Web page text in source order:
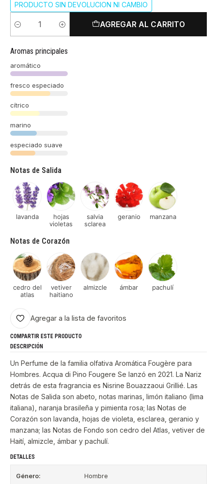
PRODUCTO SIN DEVOLUCION NI CAMBIO
Cantidad
AGREGAR AL CARRITO
Aromas principales
aromático
fresco especiado
cítrico
marino
especiado suave
Notas de Salida
lavanda
hojas
violetas
salvia
sclarea
geranio manzana
Notas de Corazón
cedro del
atlas
vetiver
haitiano
almizcle ámbar pachulí
Agregar a la lista de favoritos
COMPARTIR ESTE PRODUCTO
DESCRIPCIÓN
Un Perfume de la familia olfativa Aromática Fougère para
Hombres. Acqua di Pino Fougere Se lanzó en 2021. La Nariz
detrás de esta fragrancia es Nisrine Bouazzaoui Grillié. Las
Notas de Salida son abeto, notas marinas, limón italiano (lima
italiana), naranja brasileña y pimienta rosa; las Notas de
Corazón son lavanda, hojas de violeta, esclarea, geranio y
manzana; las Notas de Fondo son cedro del Atlas, vetiver de
Haití, almizcle, ámbar y pachulí.
DETALLES
Género: Hombre